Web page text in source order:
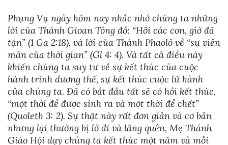
Phụng Vụ ngày hôm nay nhắc nhớ chúng ta những
lời của Thánh Gioan Tông đồ: “Hỡi các con, giờ đã
tận” (1 Ga 2:18), và lời của Thánh Phaolô về “sự viên
mãn của thời gian” (Gl 4: 4). Và tất cả điều này
khiến chúng ta suy tư về sự kết thúc của cuộc
hành trình dương thế, sự kết thúc cuộc lữ hành
của chúng ta. Đã có bắt đầu tất sẽ có hồi kết thúc,
“một thời để được sinh ra và một thời để chết”
(Quoleth 3: 2). Sự thật này rất đơn giản và cơ bản
nhưng lại thường bị lờ đi và lãng quên, Mẹ Thánh
Giáo Hội dạy chúng ta kết thúc một năm và mỗi